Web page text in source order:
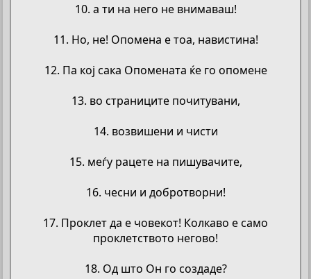
10. а ти на него не внимаваш!
11. Но, не! Опомена е тоа, навистина!
12. Па кој сака Опомената ќе го опомене
13. во страниците почитувани,
14. возвишени и чисти
15. меѓу рацете на пишувачите,
16. чесни и добротворни!
17. Проклет да е човекот! Колкаво е само
проклетството негово!
18. Од што Он го создаде?